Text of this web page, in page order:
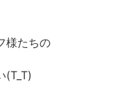
様たちの
(T_T)